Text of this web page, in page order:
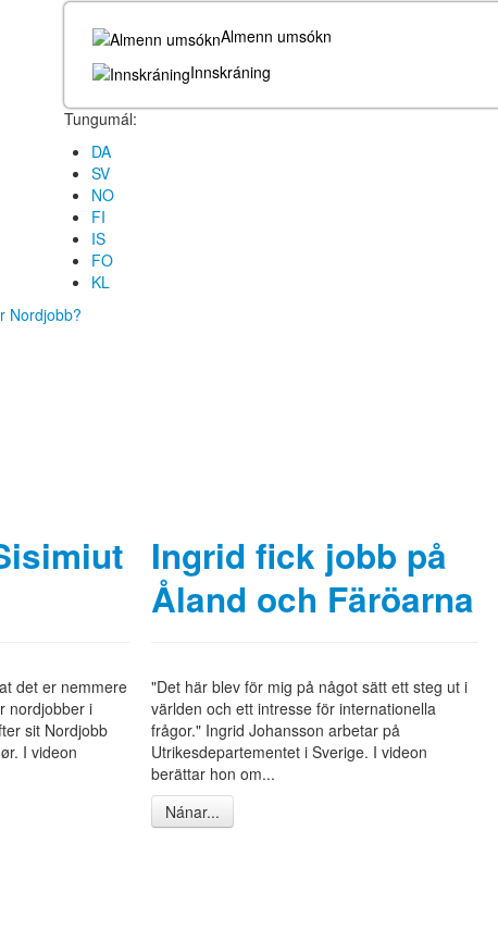
Almenn umsókn
Innskráning
Tungumál:
DA
SV
NO
FI
IS
FO
KL
Nordjobb?
det er nemmere
nordjobber i
sit Nordjobb
I videon
Ingrid fick jobb på
Åland och Färöarna
"Det här blev för mig på något sätt ett steg ut i
världen och ett intresse för internationella
frågor." Ingrid Johansson arbetar på
Utrikesdepartementet i Sverige. I videon
berättar hon om...
Nánar...